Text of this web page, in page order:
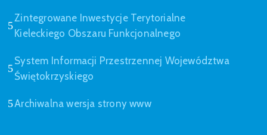
Zintegrowane Inwestycje Terytorialne
Kieleckiego Obszaru Funkcjonalnego
System Informacji Przestrzennej Województwa
Świętokrzyskiego
Archiwalna wersja strony www